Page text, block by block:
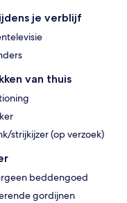
je verblijf
van thuis
strijkijzer (op verzoek)
beddengoed
gordijnen